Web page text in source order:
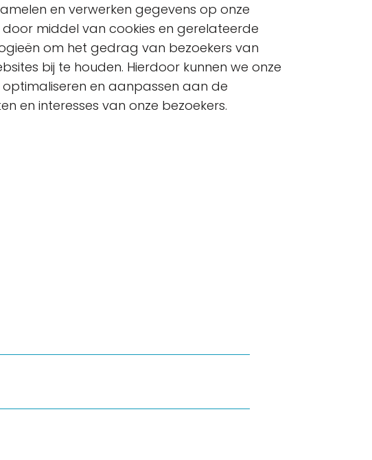
en verwerken gegevens op onze
middel van cookies en gerelateerde
om het gedrag van bezoekers van
bij te houden. Hierdoor kunnen we onze
en aanpassen aan de
en interesses van onze bezoekers.